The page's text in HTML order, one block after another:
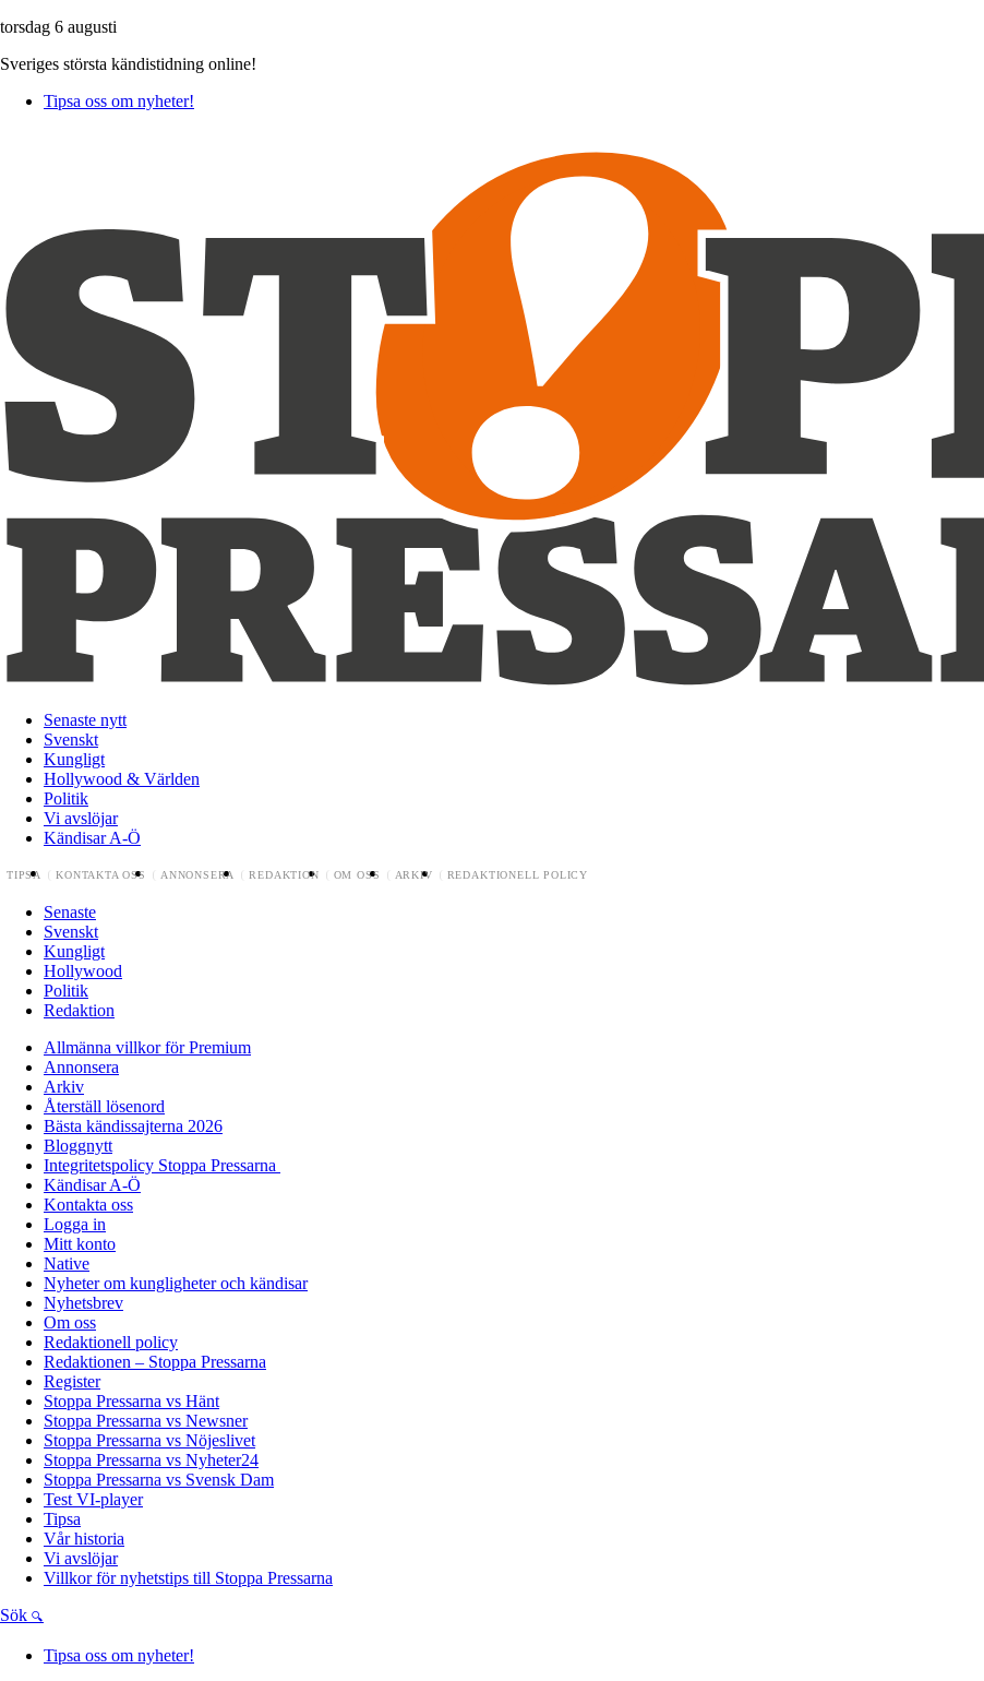
torsdag 6 augusti
Sveriges största kändistidning online!
Tipsa oss om nyheter!
Senaste nytt
Svenskt
Kungligt
Hollywood & Världen
Politik
Vi avslöjar
Kändisar A-Ö
TIPSA KONTAKTA OSS ANNONSERA REDAKTION OM OSS ARKIV REDAKTIONELL POLICY
Senaste
Svenskt
Kungligt
Hollywood
Politik
Redaktion
Allmänna villkor för Premium
Annonsera
Arkiv
Återställ lösenord
Bästa kändissajterna 2026
Bloggnytt
Integritetspolicy Stoppa Pressarna
Kändisar A-Ö
Kontakta oss
Logga in
Mitt konto
Native
Nyheter om kungligheter och kändisar
Nyhetsbrev
Om oss
Redaktionell policy
Redaktionen – Stoppa Pressarna
Register
Stoppa Pressarna vs Hänt
Stoppa Pressarna vs Newsner
Stoppa Pressarna vs Nöjeslivet
Stoppa Pressarna vs Nyheter24
Stoppa Pressarna vs Svensk Dam
Test VI-player
Tipsa
Vår historia
Vi avslöjar
Villkor för nyhetstips till Stoppa Pressarna
Sök
Tipsa oss om nyheter!